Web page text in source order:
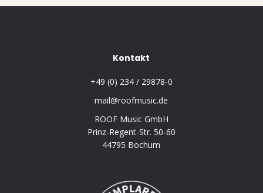
Kontakt
+49 (0) 234 / 29878-0
mail@roofmusic.de
ROOF Music GmbH
Prinz-Regent-Str. 50-60
44795 Bochum